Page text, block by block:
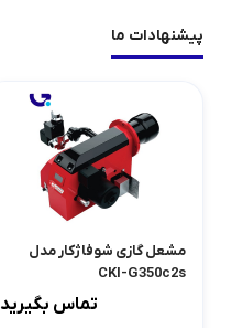
پیشنهادات ما
مشعل گازی شوفاژکار مدل
CKI-G350c2s
تماس بگیرید